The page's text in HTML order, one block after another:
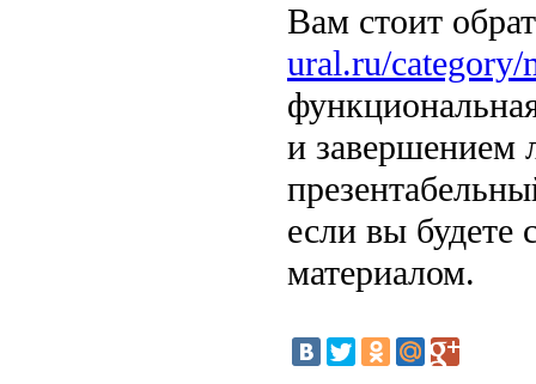
Вам стоит
ural.ru/category/
и завершением
если вы будете
материалом.